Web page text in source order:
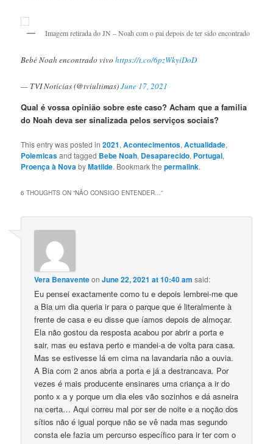
Imagem retirada do JN – Noah com o pai depois de ter sido encontrado
Bebé Noah encontrado vivohttps://t.co/6pzWkyiDoD
— TVI Notícias (@tviultimas)June 17, 2021
Qual é vossa opinião sobre este caso? Acham que a familia
do Noah deva ser sinalizada pelos serviços sociais?
This entry was posted in2021,Acontecimentos,Actualidade,
Polemicasand tagged Bebe Noah, Desaparecido, Portugal,
Proença à NovabyMatilde. Bookmark thepermalink.
6 THOUGHTS ON “NÃO CONSIGO ENTENDER…”
Vera BenaventeonJune 22, 2021 at 10:40 am said:
Eu pensei exactamente como tu e depois lembrei-me que
a Bia um dia queria ir para o parque que é literalmente à
frente de casa e eu disse que íamos depois de almoçar.
Ela não gostou da resposta acabou por abrir a porta e
sair, mas eu estava perto e mandei-a de volta para casa.
Mas se estivesse lá em cima na lavandaria não a ouvia.
A Bia com 2 anos abria a porta e já a destrancava. Por
vezes é mais producente ensinares uma criança a ir do
ponto x a y porque um dia eles vão sozinhos e dá asneira
na certa… Aqui correu mal por ser de noite e a noção dos
sítios não é igual porque não se vê nada mas segundo
consta ele fazia um percurso específico para ir ter com o